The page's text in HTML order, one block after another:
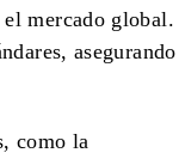
mercado global.
asegurando
como la